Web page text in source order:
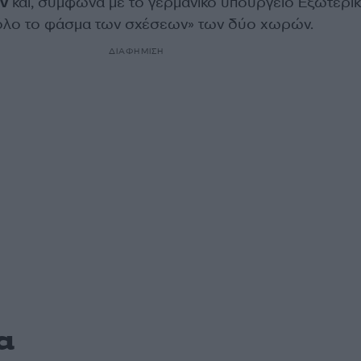
όλο το φάσμα των σχέσεων» των δύο χωρών.
ΔΙΑΦΗΜΙΣΗ